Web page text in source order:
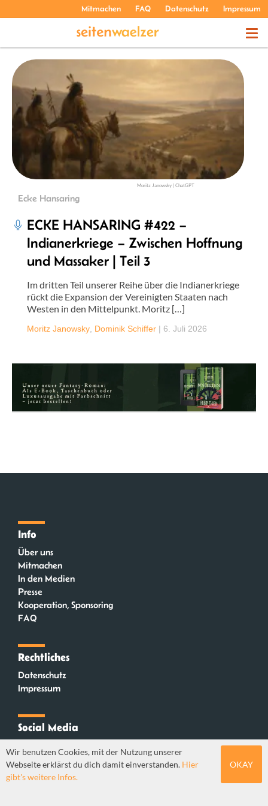
Mitmachen FAQ Datenschutz Impressum
PODCASTS
ÜBER UNS
Moritz Janowsky | ChatGPT
Ecke Hansaring
ECKE HANSARING #422 –
Indianerkriege – Zwischen Hoffnung
und Massaker | Teil 3
Im dritten Teil unserer Reihe über die Indianerkriege
rückt die Expansion der Vereinigten Staaten nach
Westen in den Mittelpunkt. Moritz […]
Moritz Janowsky Dominik Schiffer | 6. Juli 2026
Info
Über uns
Mitmachen
In den Medien
Presse
Kooperation, Sponsoring
FAQ
Rechtliches
Datenschutz
Impressum
Social Media
Mastodon
Wir benutzen Cookies, mit der Nutzung unserer
Webseite erklärst du dich damit einverstanden. Hier
gibt's weitere Infos.
OKAY